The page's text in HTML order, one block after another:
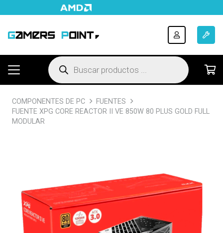
Búsqueda
de
productos
COMPONENTES DE PC
FUENTES
FUENTE XPG CORE REACTOR II VE 850W 80 PLUS GOLD FULL
MODULAR